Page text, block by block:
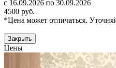
с 16.09.2026 по 30.09.2026
4500 руб.
*Цена может отличаться.
Закрыть
Цены